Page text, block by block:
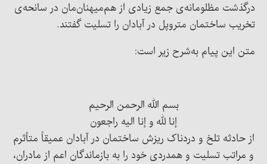
درگذشت مظلومانه‌ی جمع زیادی از هم‌میهنان‌مان در سانحه‌ی
تخریب ساختمان متروپل در آبادان را تسلیت گفتند.
متن این پیام به‌شرح زیر است:
بسم الله الرحمن الرحیم
إنا لله و إنا الیه راجعون
از حادثه تلخ و دردناک ریزش ساختمان در آبادان عمیقاً متأثرم
و مراتب تسلیت و همدردی خود را به بازماندگان اعم از مادران،